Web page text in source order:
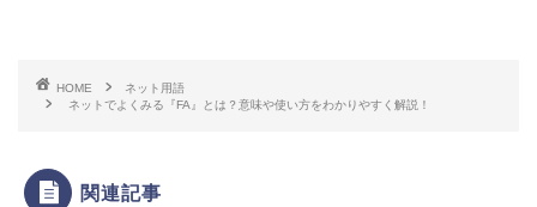
HOME
ネット用語
ネットでよくみる『FA』とは？意味や使い方をわかりやすく解説！
関連記事